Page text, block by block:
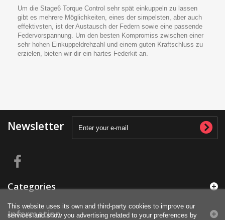
Um die Stage6 Torque Control sehr spät einkuppeln zu lassen
gibt es mehrere Möglichkeiten, eines der simpelsten, aber auch
effektivsten, ist der Austausch der Federn sowie eine passende
Federvorspannung. Um den besten Kompromiss zwischen einer
sehr hohen Einkuppeldrehzahl und einem guten Kraftschluss zu
erzielen, bieten wir dir ein hartes Federkit an.
Newsletter
Categories
Information
This website uses its own and third-party cookies to improve our
services and show you advertising related to your preferences by